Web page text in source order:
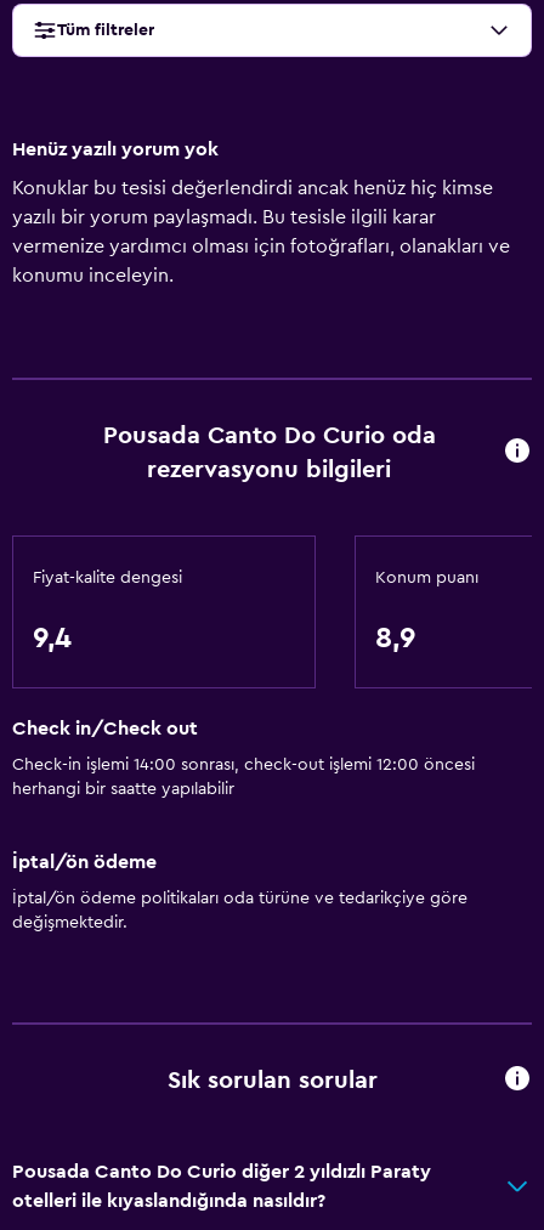
Tüm filtreler
Henüz yazılı yorum yok
Konuklar bu tesisi değerlendirdi ancak henüz hiç kimse
yazılı bir yorum paylaşmadı. Bu tesisle ilgili karar
vermenize yardımcı olması için fotoğrafları, olanakları ve
konumu inceleyin.
Pousada Canto Do Curio oda
rezervasyonu bilgileri
Fiyat-kalite dengesi
9,4
Konum puanı
8,9
Check in/Check out
Check-in işlemi 14:00 sonrası, check-out işlemi 12:00 öncesi
herhangi bir saatte yapılabilir
İptal/ön ödeme
İptal/ön ödeme politikaları oda türüne ve tedarikçiye göre
değişmektedir.
Sık sorulan sorular
Pousada Canto Do Curio diğer 2 yıldızlı Paraty
otelleri ile kıyaslandığında nasıldır?